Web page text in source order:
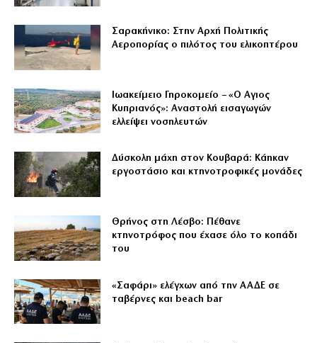
Σαρακήνικο: Στην Αρχή Πολιτικής
Αεροπορίας ο πιλότος του ελικοπτέρου
Ιωακείμειο Γηροκομείο – «Ο Αγιος
Κυπριανός»: Αναστολή εισαγωγών
ελλείψει νοσηλευτών
Δύσκολη μάχη στον Κουβαρά: Κάηκαν
εργοστάσιο και κτηνοτροφικές μονάδες
Θρήνος στη Λέσβο: Πέθανε
κτηνοτρόφος που έχασε όλο το κοπάδι
του
«Σαφάρι» ελέγχων από την ΑΑΔΕ σε
ταβέρνες και beach bar